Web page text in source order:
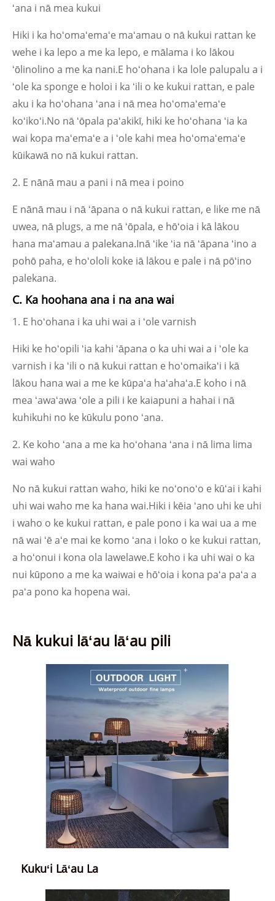
ʻana i nā mea kukui
Hiki i ka hoʻomaʻemaʻe maʻamau o nā kukui rattan ke
wehe i ka lepo a me ka lepo, e mālama i ko lākou
ʻōlinolino a me ka nani.E hoʻohana i ka lole palupalu a i
ʻole ka sponge e holoi i ka ʻili o ke kukui rattan, e pale
aku i ka hoʻohana ʻana i nā mea hoʻomaʻemaʻe
koʻikoʻi.No nā ʻōpala paʻakikī, hiki ke hoʻohana ʻia ka
wai kopa maʻemaʻe a i ʻole kahi mea hoʻomaʻemaʻe
kūikawā no nā kukui rattan.
2. E nānā mau a pani i nā mea i poino
E nānā mau i nā ʻāpana o nā kukui rattan, e like me nā
uwea, nā plugs, a me nā ʻōpala, e hōʻoia i kā lākou
hana maʻamau a palekana.Inā ʻike ʻia nā ʻāpana ʻino a
pohō paha, e hoʻololi koke iā lākou e pale i nā pōʻino
palekana.
C. Ka hoohana ana i na ana wai
1. E hoʻohana i ka uhi wai a i ʻole varnish
Hiki ke hoʻopili ʻia kahi ʻāpana o ka uhi wai a i ʻole ka
varnish i ka ʻili o nā kukui rattan e hoʻomaikaʻi i kā
lākou hana wai a me ke kūpaʻa haʻahaʻa.E koho i nā
mea ʻawaʻawa ʻole a pili i ke kaiapuni a hahai i nā
kuhikuhi no ke kūkulu pono ʻana.
2. Ke koho ʻana a me ka hoʻohana ʻana i nā lima lima
wai waho
No nā kukui rattan waho, hiki ke noʻonoʻo e kūʻai i kahi
uhi wai waho me ka hana wai.Hiki i kēia ʻano uhi ke uhi
i waho o ke kukui rattan, e pale pono i ka wai ua a me
nā wai ʻē aʻe mai ke komo ʻana i loko o ke kukui rattan,
a hoʻonui i kona ola lawelawe.E koho i ka uhi wai o ka
nui kūpono a me ka waiwai e hōʻoia i kona paʻa paʻa a
paʻa pono ka hopena wai.
Nā kukui lāʻau lāʻau pili
Kukuʻi Lāʻau La